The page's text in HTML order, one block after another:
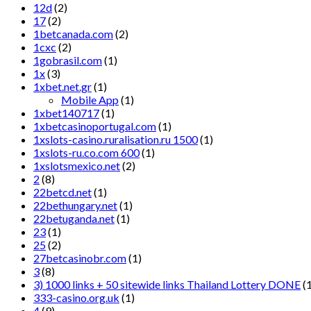
12d(2)
17(2)
1betcanada.com(2)
1cxc (2)
1gobrasil.com(1)
1x(3)
1xbet.net.gr(1)
Mobile App(1)
1xbet140717(1)
1xbetcasinoportugal.com(1)
1xslots-casino.ruralisation.ru 1500(1)
1xslots-ru.co.com 600(1)
1xslotsmexico.net(2)
2 (8)
22betcd.net(1)
22bethungary.net(1)
22betuganda.net(1)
23(1)
25(2)
27betcasinobr.com(1)
3(8)
3) 1000 links + 50 sitewide links Thailand Lottery DONE
333-casino.org.uk (1)